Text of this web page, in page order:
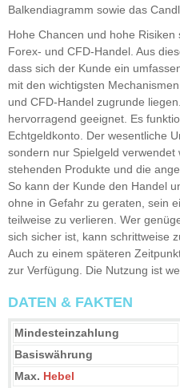
Balkendiagramm sowie das
Hohe Chancen und hohe
Forex- und CFD-Handel. Aus
dass sich der Kunde ein
mit den wichtigsten
und CFD-Handel zugrunde
hervorragend geeignet. Es
Echtgeldkonto. Der wesentliche
sondern nur Spielgeld verwendet
stehenden Produkte und die
So kann der Kunde den Handel
ohne in Gefahr zu geraten, sein
teilweise zu verlieren. Wer
sich sicher ist, kann schrittweise
Auch zu einem späteren
zur Verfügung. Die Nutzung ist
DATEN & FAKTEN
Mindesteinzahlung
Basiswährung
Max. Hebel